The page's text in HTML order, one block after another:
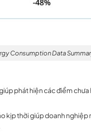
Consumption Data
phát hiện các điểm
kịp thời giúp doanh